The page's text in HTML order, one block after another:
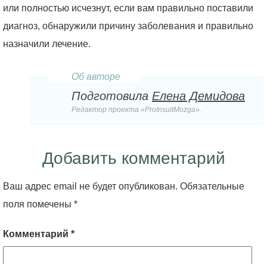
или полностью исчезнут, если вам правильно поставили
диагноз, обнаружили причину заболевания и правильно
назначили лечение.
Об авторе
Подготовила Елена Демидова
Редактор проекта «ProInsultMozga».
Добавить комментарий
Ваш адрес email не будет опубликован. Обязательные
поля помечены *
Комментарий *